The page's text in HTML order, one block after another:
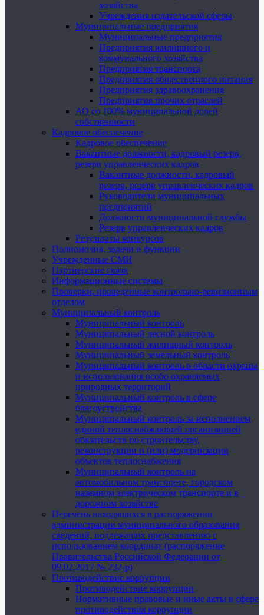
хозяйства
Учреждения издательской сферы
Муниципальные предприятия
Муниципальные предприятия
Предприятия жилищного и
коммунального хозяйства
Предприятия транспорта
Предприятия общественного питания
Предприятия здравоохранения
Предприятия прочих отраслей
АО со 100% муниципальной долей
собственности
Кадровое обеспечение
Кадровое обеспечение
Вакантные должности, кадровый резерв,
резерв управленческих кадров
Вакантные должности, кадровый
резерв, резерв управленческих кадров
Руководители муниципальных
предприятий
Должности муниципальной службы
Резерв управленческих кадров
Результаты конкурсов
Полномочия, задачи и функции
Учрежденные СМИ
Партнерские связи
Информационные системы
Проверки, проведенные контрольно-ревизионным
отделом
Муниципальный контроль
Муниципальный контроль
Муниципальный лесной контроль
Муниципальный жилищный контроль
Муниципальный земельный контроль
Муниципальный контроль в области охраны
и использования особо охраняемых
природных территорий
Муниципальный контроль в сфере
благоустройства
Муниципальный контроль за исполнением
единой теплоснабжающей организацией
обязательств по строительству,
реконструкции и (или) модернизации
объектов теплоснабжения
Муниципальный контроль на
автомобильном транспорте, городском
наземном электрическом транспорте и в
дорожном хозяйстве
Перечень находящихся в распоряжении
администрации муниципального образования
сведений, подлежащих представлению с
использованием координат (распоряжение
Правительства Российской Федерации от
09.02.2017 № 232-р)
Противодействие коррупции
Противодействие коррупции
Нормативные правовые и иные акты в сфере
противодействия коррупции